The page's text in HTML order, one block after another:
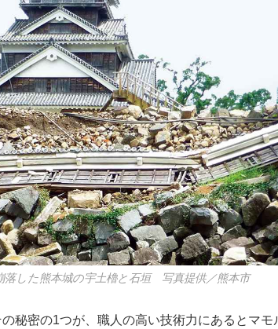
した熊本城の宇土櫓と石垣 写真提供／熊本市
密の1つが、職人の高い技術力にあるとマモ